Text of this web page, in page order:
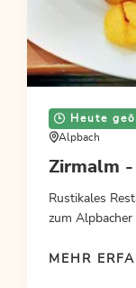
Heute
Alpbach
Zirmalm
Rustikales
zum Alpbacher
MEHR